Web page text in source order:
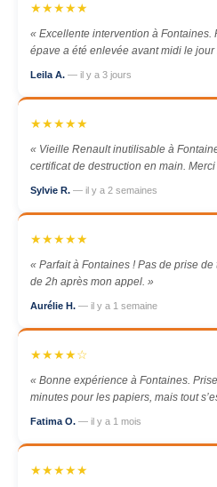
★★★★★
« Excellente intervention à Fontaines.
épave a été enlevée avant midi le jour
Leila A. — il y a 3 jours
★★★★★
« Vieille Renault inutilisable à
certificat de destruction en main. Merci
Sylvie R. — il y a 2 semaines
★★★★★
« Parfait à Fontaines ! Pas de prise
de 2h après mon appel. »
Aurélie H. — il y a 1 semaine
★★★★☆
« Bonne expérience à Fontaines.
minutes pour les papiers, mais tout
Fatima O. — il y a 1 mois
★★★★★